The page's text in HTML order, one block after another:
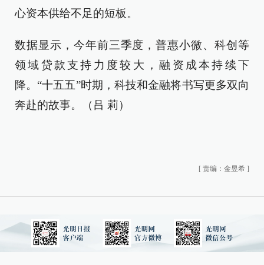
心资本供给不足的短板。
数据显示，今年前三季度，普惠小微、科创等
领域贷款支持力度较大，融资成本持续下
降。“十五五”时期，科技和金融将书写更多双向
奔赴的故事。（吕 莉）
[ 责编：金昱希 ]